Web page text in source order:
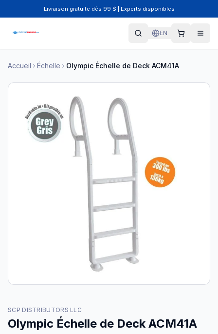
Livraison gratuite dès 99 $ | Experts disponibles
EN
Accueil Échelle Olympic Échelle de Deck ACM41A
SCP DISTRIBUTORS LLC
Olympic Échelle de Deck ACM41A